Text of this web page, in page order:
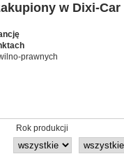
w Dixi-Car
prawnych
Rok produkcji